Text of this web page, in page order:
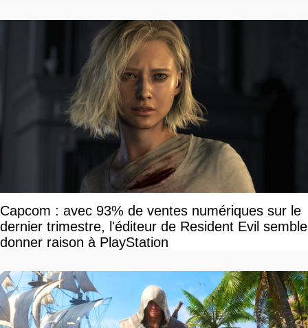
Capcom : avec 93% de ventes numériques sur le
dernier trimestre, l'éditeur de Resident Evil semble
donner raison à PlayStation